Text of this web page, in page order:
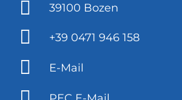
39100 Bozen
+39 0471 946 158
E-Mail